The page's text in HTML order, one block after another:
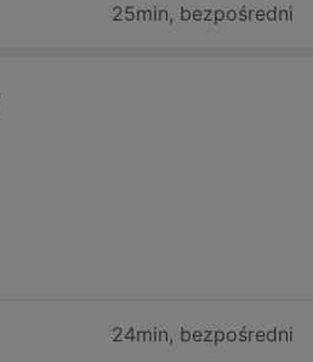
25min, bezpośredni
24min, bezpośredni